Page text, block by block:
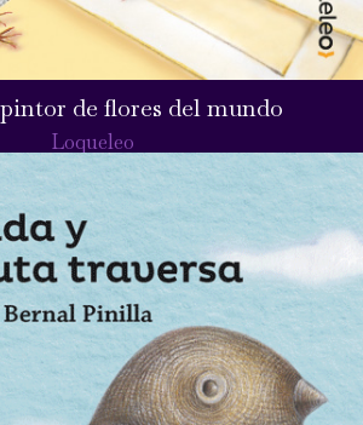
de flores del mundo
Loqueleo